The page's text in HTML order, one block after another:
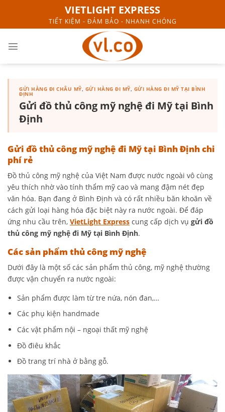
content
VIETLIGHT EXPRESS
TIẾT KIỆM - ĐẢM BẢO - NHANH CHÓNG
GỬI HÀNG ĐI CHÂU MỸ, GỬI HÀNG ĐI MỸ, GỬI HÀNG ĐI MỸ TẠI BÌNH
ĐỊNH
Gửi đồ thủ công mỹ nghệ đi Mỹ tại Bình
Định
Gửi đồ thủ công mỹ nghệ đi Mỹ tại Bình Định chi
phí rẻ
Đồ thủ công mỹ nghệ của Việt Nam được nước ngoài vô cùng
yêu thích nhờ vào tính thẩm mỹ cao và mang đậm nét đẹp
văn hóa. Bạn đang ở Bình Định và có rất nhiều băn khoăn về
cách gửi loại hàng hóa đặc biệt này ra nước ngoài. Để đáp
ứng nhu cầu trên, VietLight Express cung cấp dịch vụ gửi đồ
thủ công mỹ nghệ đi Mỹ tại Bình Định.
Các sản phẩm thủ công mỹ nghệ
Dưới đây là một số các sản phẩm thủ công, mỹ nghệ thường
được vận chuyển ra nước ngoài:
Sản phẩm được làm từ tre nứa, nón đan,…
Các phụ kiện handmade
Các vật phẩm nội – ngoại thất mỹ nghệ
Đồ điêu khắc
Đồ trang trí nhà ở bằng gỗ.